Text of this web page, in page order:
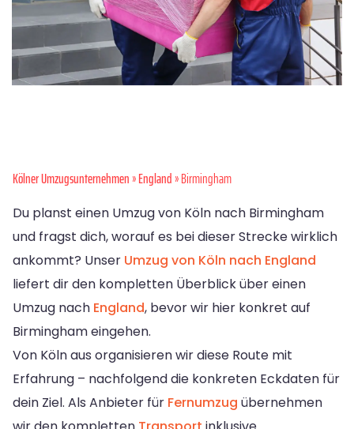
Kölner Umzugsunternehmen»England» Birmingham
Du planst einen Umzug von Köln nach Birmingham
und fragst dich, worauf es bei dieser Strecke wirklich
ankommt? Unser Umzug von Köln nach England
liefert dir den kompletten Überblick über einen
Umzug nach England, bevor wir hier konkret auf
Birmingham eingehen.
Von Köln aus organisieren wir diese Route mit
Erfahrung – nachfolgend die konkreten Eckdaten für
dein Ziel. Als Anbieter für Fernumzug übernehmen